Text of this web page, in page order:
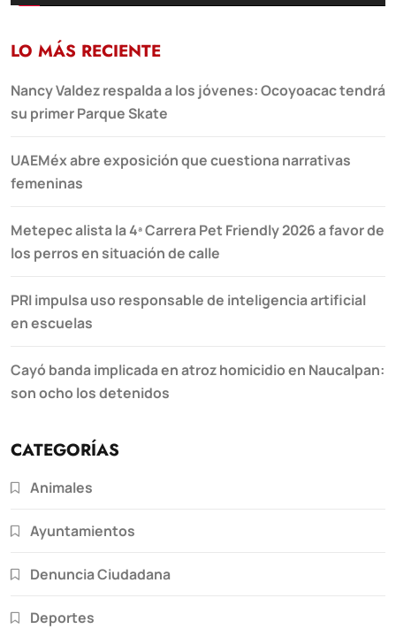
LO MÁS RECIENTE
Nancy Valdez respalda a los jóvenes: Ocoyoacac tendrá
su primer Parque Skate
UAEMéx abre exposición que cuestiona narrativas
femeninas
Metepec alista la 4ª Carrera Pet Friendly 2026 a favor de
los perros en situación de calle
PRI impulsa uso responsable de inteligencia artificial
en escuelas
Cayó banda implicada en atroz homicidio en Naucalpan:
son ocho los detenidos
CATEGORÍAS
Animales
Ayuntamientos
Denuncia Ciudadana
Deportes